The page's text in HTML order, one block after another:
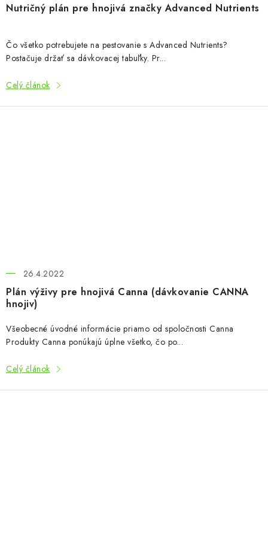
Nutričný plán pre hnojivá značky Advanced Nutrients
Čo všetko potrebujete na pestovanie s Advanced Nutrients?
Postačuje držať sa dávkovacej tabuľky. Pr...
Celý článok
Plán výživy pre hnojivá Canna (dávkovanie CANNA
hnojiv)
26.4.2022
Všeobecné úvodné informácie priamo od spoločnosti Canna
Produkty Canna ponúkajú úplne všetko, čo po...
Celý článok